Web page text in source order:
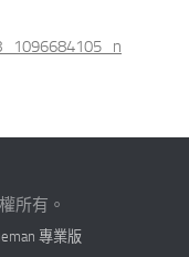
所有。
專業版